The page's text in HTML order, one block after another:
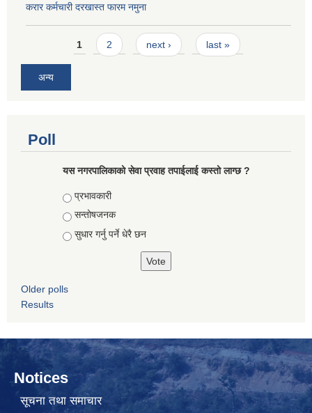
करार कर्मचारी दरखास्त फारम नमुना
Pages1 2 next › last »
अन्य
Poll
यस नगरपालिकाको सेवा प्रवाह तपाईलाई कस्तो लाग्छ ?
Choices
प्रभावकारी
सन्तोषजनक
सुधार गर्नु पर्ने धेरै छन
Older polls
Results
Notices
सूचना तथा समाचार